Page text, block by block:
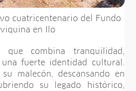
cuatricentenario del Fundo
en Ilo
combina tranquilidad,
fuerte identidad cultural.
malecón, descansando en
su legado histórico,